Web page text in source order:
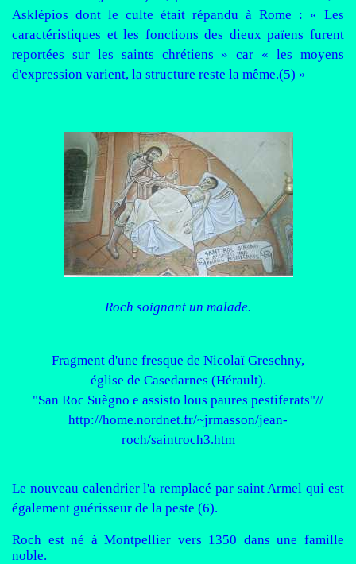
Asklépios dont le culte était répandu à Rome : « Les
caractéristiques et les fonctions des dieux païens furent
reportées sur les saints chrétiens » car « les moyens
d'expression varient, la structure reste la même.(5) »
Roch soignant un malade.
Fragment d'une fresque de Nicolaï Greschny,
église de Casedarnes (Hérault).
"San Roc Suègno e assisto lous paures pestiferats"//
http://home.nordnet.fr/~jrmasson/jean-
roch/saintroch3.htm
Le nouveau calendrier l'a remplacé par saint Armel qui est
également guérisseur de la peste (6).
Roch est né à Montpellier vers 1350 dans une famille
noble.